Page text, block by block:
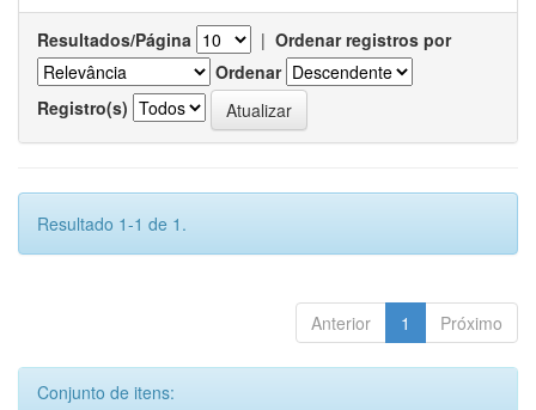
Resultados/Página | Ordenar registros por
Ordenar
Registro(s)
Resultado 1-1 de 1.
Anterior 1 Próximo
Conjunto de itens: